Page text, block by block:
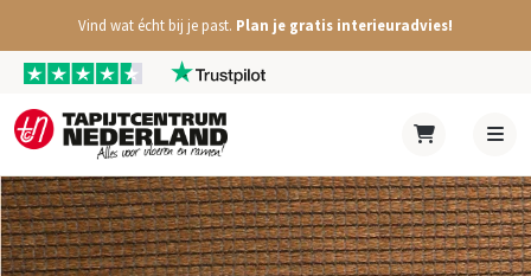
Vind wat écht bij je past. Plan je gratis interieuradvies!